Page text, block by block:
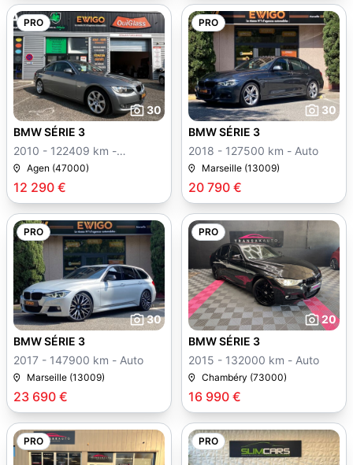
PRO
30
12 290 €
BMW SÉRIE 3
2010 - 122409 km -
Manuelle
Agen (47000)
PRO
30
20 790 €
BMW SÉRIE 3
2018 - 127500 km - Auto
Marseille (13009)
PRO
30
23 690 €
BMW SÉRIE 3
2017 - 147900 km - Auto
Marseille (13009)
PRO
20
16 990 €
BMW SÉRIE 3
2015 - 132000 km - Auto
Chambéry (73000)
PRO PRO